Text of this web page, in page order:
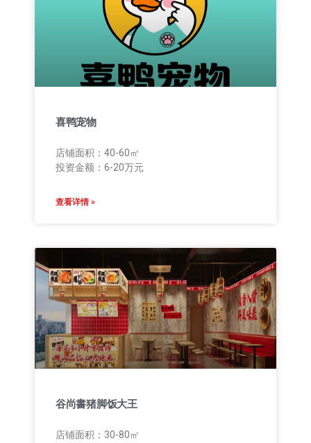
喜鸭宠物
店铺面积：40-60㎡
投资金额：6-20万元
查看详情 »
谷尚書猪脚饭大王
店铺面积：30-80㎡